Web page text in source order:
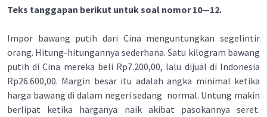
Teks tanggapan berikut untuk soal nomor 10—12.
Impor bawang putih dari Cina menguntungkan segelintir
orang. Hitung-hitungannya sederhana. Satu kilogram bawang
putih di Cina mereka beli Rp7.200,00, lalu dijual di Indonesia
Rp26.600,00. Margin besar itu adalah angka minimal ketika
harga bawang di dalam negeri sedang normal. Untung makin
berlipat ketika harganya naik akibat pasokannya seret.